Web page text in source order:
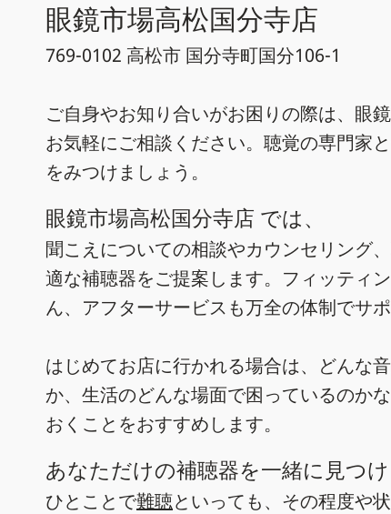
眼鏡市場高松国分寺店
769-0102 高松市 国分寺町国分106-1
ご自身やお知り合いがお困りの際は、眼
お気軽にご相談ください。聴覚の専門家
をみつけましょう。
眼鏡市場高松国分寺店 では、
聞こえについての相談やカウンセリング
適な補聴器をご提案します。フィッティ
ん、アフターサービスも万全の体制でサポ
はじめてお店に行かれる場合は、どんな
か、生活のどんな場面で困っているのか
おくことをおすすめします。
あなただけの補聴器を一緒に見つけ
ひとことで難聴といっても、その程度や